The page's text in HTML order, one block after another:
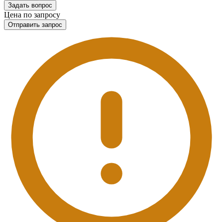
Задать вопрос
Цена по запросу
Отправить запрос